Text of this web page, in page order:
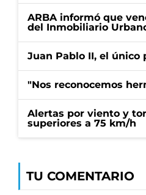
ARBA informó que
del Inmobiliario
Juan Pablo II, el único
"Nos reconocemos
Alertas por viento y
superiores a 75 km/h
TU COMENTARIO